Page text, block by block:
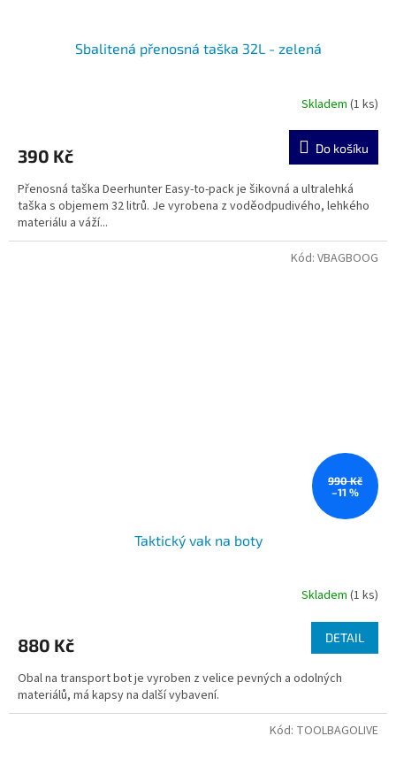
Sbalitená přenosná taška 32L - zelená
Skladem (1 ks)
390 Kč Do košíku
Přenosná taška Deerhunter Easy-to-pack je šikovná a ultralehká
taška s objemem 32 litrů. Je vyrobena z voděodpudivého, lehkého
materiálu a váží...
990 Kč
–11 %
Taktický vak na boty
Skladem (1 ks)
880 Kč DETAIL
Obal na transport bot je vyroben z velice pevných a odolných
materiálů, má kapsy na další vybavení.
Kód: VBAGBOOG
Kód: TOOLBAGOLIVE